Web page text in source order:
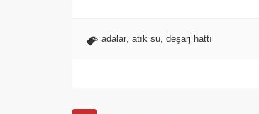
adalar, atık su, deşarj hattı